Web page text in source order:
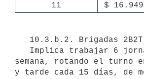
11
$
semana, rotando el turno
y tarde cada 15 días, de